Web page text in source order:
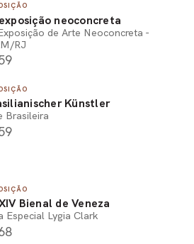
neoconcreta
de Arte Neoconcreta -
RJ
Künstler
Brasileira
Bienal de Veneza
Especial Lygia Clark